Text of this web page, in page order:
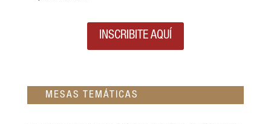
INSCRIBITE AQUÍ
MESAS TEMÁTICAS